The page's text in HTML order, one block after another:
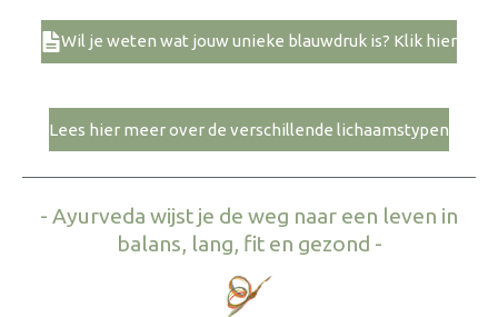
Wil je weten wat jouw unieke blauwdruk is? Klik hier
Lees hier meer over de verschillende lichaamstypen
- Ayurveda wijst je de weg naar een leven in
balans, lang, fit en gezond -